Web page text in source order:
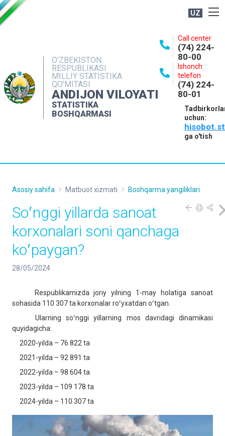
UZ
O'ZBEKISTON
RESPUBLIKASI
MILLIY STATISTIKA
QO'MITASI
ANDIJON VILOYATI
STATISTIKA
BOSHQARMASI
Call center
(74) 224-
80-00
Ishonch
telefon
(74) 224-
80-01
uchun:
ga o'tish
NASHRLAR
INTERAKTIV XIZMATLAR
MATBUOT XIZMATI
MUROJAATLAR
Asosiy sahifa Matbuot xizmati Boshqarma yangiliklari
Soʻnggi yillarda sanoat
korxonalari soni qanchaga
koʻpaygan?
28/05/2024
Respublikamizda joriy yilning 1-may holatiga sanoat
sohasida 110 307 ta korxonalar roʻyxatdan oʻtgan.
Ularning soʻnggi yillarning mos davridagi dinamikasi
quyidagicha:
2020-yilda – 76 822 ta
2021-yilda – 92 891 ta
2022-yilda – 98 604 ta
2023-yilda – 109 178 ta
2024-yilda – 110 307 ta